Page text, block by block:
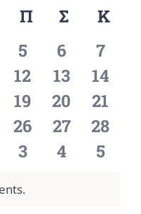
ΠΈΜΠΤΗ
Π ΠΑΡΑΣΚΕΥΉ
Σ Κ
0
events
5
0
events
6
0
7
0
events
12
0
events
13
0
14
0
events
19
0
events
20
0
21
0
events
26
0
events
27
0
28
0
3
0
4
0
5